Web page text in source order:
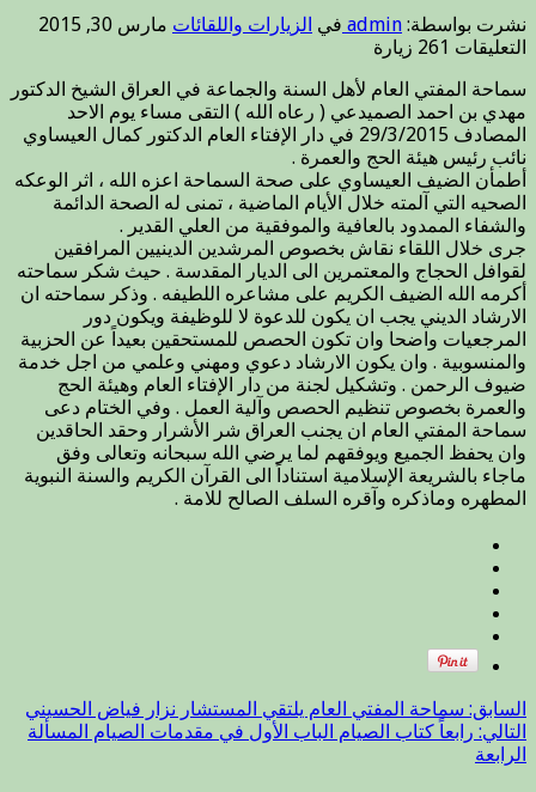
نشرت بواسطة: admin في الزيارات واللقائات مارس 30, 2015
التعليقات على
المفتي
العام
يلتقي
لدكتور
كمال
العيساوي
نائب
رئيس
هيئة
الحج
والعمرة
مغلقة
261 زيارة
سماحة المفتي العام لأهل السنة والجماعة في العراق الشيخ الدكتور
مهدي بن احمد الصميدعي ( رعاه الله ) التقى مساء يوم الاحد
المصادف 29/3/2015 في دار الإفتاء العام الدكتور كمال العيساوي
نائب رئيس هيئة الحج والعمرة .
أطمأن الضيف العيساوي على صحة السماحة اعزه الله ، اثر الوعكه
الصحيه التي آلمته خلال الأيام الماضية ، تمنى له الصحة الدائمة
والشفاء الممدود بالعافية والموفقية من العلي القدير .
جرى خلال اللقاء نقاش بخصوص المرشدين الدينيين المرافقين
لقوافل الحجاج والمعتمرين الى الديار المقدسة . حيث شكر سماحته
أكرمه الله الضيف الكريم على مشاعره اللطيفه . وذكر سماحته ان
الارشاد الديني يجب ان يكون للدعوة لا للوظيفة ويكون دور
المرجعيات واضحا وان تكون الحصص للمستحقين بعيداً عن الحزبية
والمنسوبية . وان يكون الارشاد دعوي ومهني وعلمي من اجل خدمة
ضيوف الرحمن . وتشكيل لجنة من دار الإفتاء العام وهيئة الحج
والعمرة بخصوص تنظيم الحصص وآلية العمل . وفي الختام دعى
سماحة المفتي العام ان يجنب العراق شر الأشرار وحقد الحاقدين
وان يحفظ الجميع ويوفقهم لما يرضي الله سبحانه وتعالى وفق
ماجاء بالشريعة الإسلامية استناداً الى القرآن الكريم والسنة النبوية
المطهره وماذكره وآقره السلف الصالح للامة .
السابق: سماحة المفتي العام يلتقي المستشار نزار فياض الحسيني
التالي: رابعاً كتاب الصيام الباب الأول في مقدمات الصيام المسألة
الرابعة